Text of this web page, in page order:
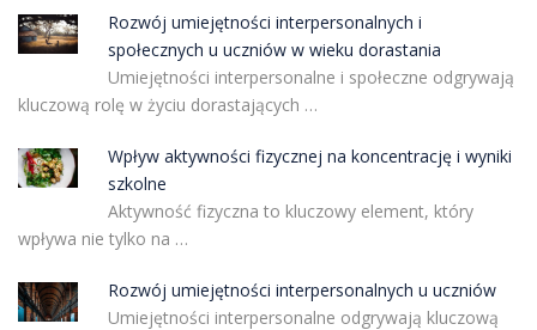
Rozwój umiejętności interpersonalnych i
społecznych u uczniów w wieku dorastania
Umiejętności interpersonalne i społeczne odgrywają
kluczową rolę w życiu dorastających …
Wpływ aktywności fizycznej na koncentrację i wyniki
szkolne
Aktywność fizyczna to kluczowy element, który
wpływa nie tylko na …
Rozwój umiejętności interpersonalnych u uczniów
Umiejętności interpersonalne odgrywają kluczową